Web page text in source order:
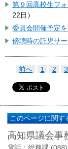
第９回高校生フ
22日 ）
委員会開催予定を
傍聴時の託児サ
前へ 1 2 3
このページに関す
高知県議会事